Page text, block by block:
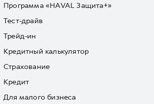
Программа «HAVAL Защита+»
Тест-драйв
Трейд-ин
Кредитный калькулятор
Страхование
Кредит
Для малого бизнеса